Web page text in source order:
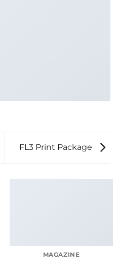
FL3 Print Package
MAGAZINE